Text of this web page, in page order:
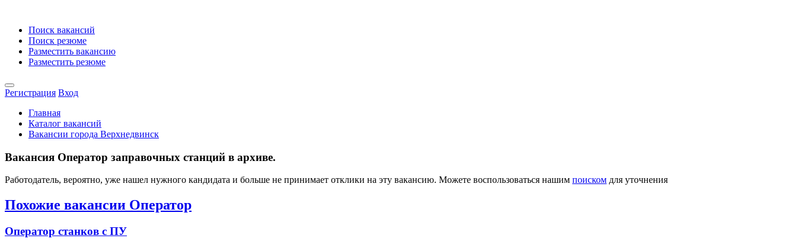
Поиск вакансий
Поиск резюме
Разместить вакансию
Разместить резюме
Регистрация Вход
Главная
Каталог вакансий
Вакансии города Верхнедвинск
Вакансия Оператор заправочных станций в архиве.
Работодатель, вероятно, уже нашел нужного кандидата и больше не принимает отклики на эту вакансию. Можете воспользоваться нашим поиском для уточнения
Похожие вакансии Оператор
Оператор станков с ПУ